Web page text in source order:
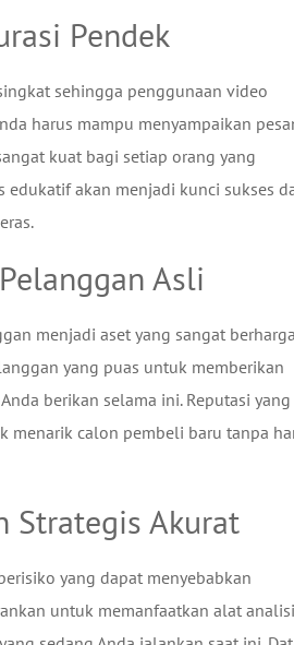
Pendek
sehingga penggunaan video
harus mampu menyampaikan
kuat bagi setiap orang yang
akan menjadi kunci sukses
Asli
menjadi aset yang sangat berharga
yang puas untuk memberikan
berikan selama ini. Reputasi yang
calon pembeli baru tanpa
Strategis Akurat
yang dapat menyebabkan
untuk memanfaatkan alat